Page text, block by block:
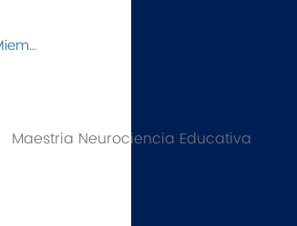
Maestria Neurociencia Educativa